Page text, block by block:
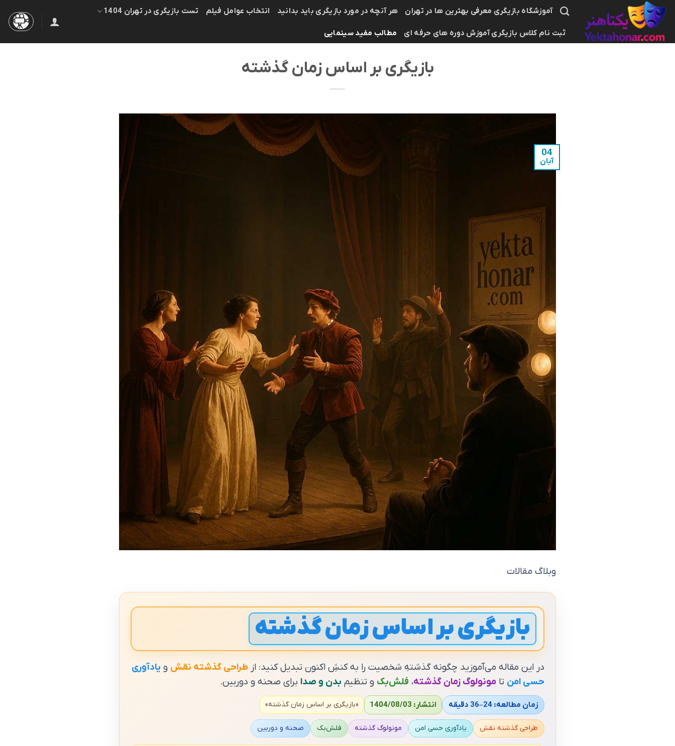
Skip
content
آموزشگاه بازیگری معرفی بهترین ها در تهران هر آنچه در مورد بازیگری باید بدانید انتخاب عوامل فیلم تست بازیگری در تهران 1404
ثبت نام کلاس بازیگری آموزش دوره های حرفه ای مطالب مفید سینمایی
بازیگری بر اساس زمان گذشته
04
آبان
وبلاگ مقالات
بازیگری بر اساس زمان گذشته
در این مقاله می‌آموزید چگونه گذشتهِ شخصیت را به کنشِ اکنون تبدیل کنید: از طراحی گذشته نقش و یادآوری
حسی امن تا مونولوگ زمان گذشته، فلش‌بک و تنظیم بدن و صدا برای صحنه و دوربین.
زمان مطالعه: 24–36 دقیقه انتشار: 1404/08/03 «بازیگری بر اساس زمان گذشته»
طراحی گذشته نقش یادآوری حسی امن مونولوگ گذشته فلش‌بک صحنه و دوربین